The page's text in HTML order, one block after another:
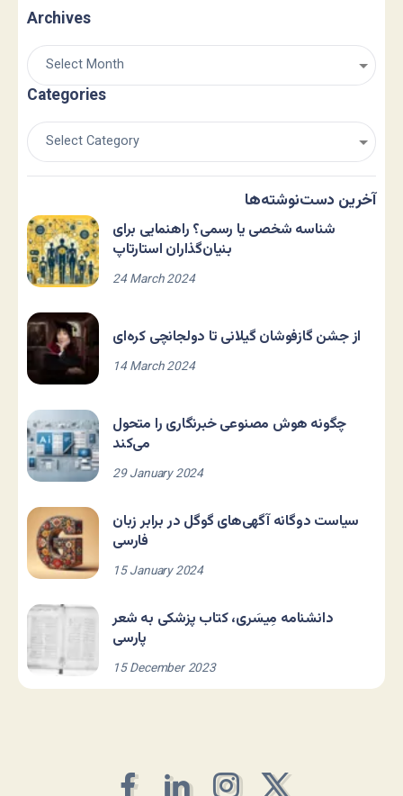
Archives
Categories
آخرین دست‌نوشته‌ها
شناسه شخصی یا رسمی؟ راهنمایی برای
بنیان‌گذاران استارتاپ
24 March 2024
از جشن گازفوشان گیلانی تا دولجانچی کره‌ای
14 March 2024
چگونه هوش مصنوعی خبرنگاری را متحول
می‌کند
29 January 2024
سیاست دوگانه آگهی‌های گوگل در برابر زبان
فارسی
15 January 2024
دانشنامه مِیسَری، کتاب پزشکی به شعر
پارسی
15 December 2023